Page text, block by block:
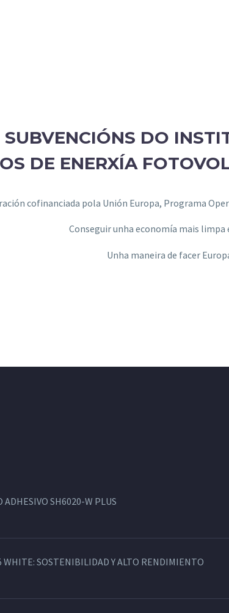
DO
DE ENERXÍA
cofinanciada pola Unión Europa, Programa
Conseguir unha economía mais limpa
Unha maneira de facer
ADHESIVO SH6020-W PLUS
SOSTENIBILIDAD Y ALTO RENDIMIENTO